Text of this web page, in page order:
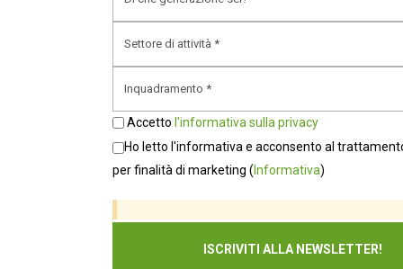
Settembre 2024
Accetto l'informativa sulla privacy
Ho letto l'informativa e acconsento al
per finalità di marketing ( Informativa)